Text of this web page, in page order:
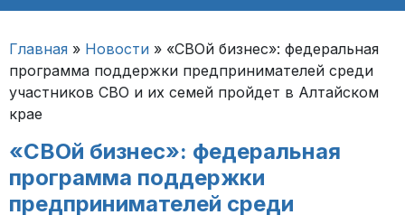
Главная » Новости » «СВОй бизнес»: федеральная
программа поддержки предпринимателей среди
участников СВО и их семей пройдет в Алтайском
крае
«СВОй бизнес»: федеральная
программа поддержки
предпринимателей среди